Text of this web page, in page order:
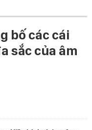
bố các cái
sắc của âm